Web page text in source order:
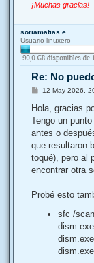
¡Muchas gracias!
soriamatias.e
Usuario linuxero
Re: No
M
n
a
j
12 May 2026,
Hola, gracias
Tengo un
antes o
que resultaron
toqué), pero al
encontrar otra
Probé esto
sfc /